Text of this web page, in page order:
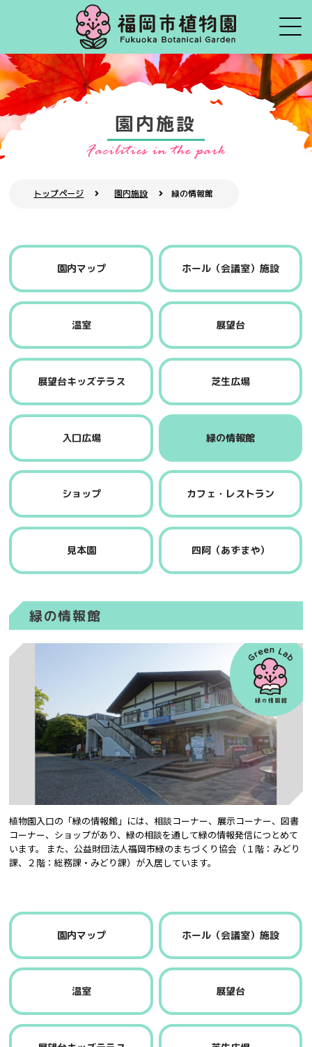
園内施設
トップページ 園内施設 緑の情報館
園内マップ ホール（会議室）施設
温室 展望台
展望台キッズテラス 芝生広場
入口広場 緑の情報館
ショップ カフェ・レストラン
見本園 四阿（あずまや）
緑の情報館
植物園入口の「緑の情報館」には、相談コーナー、展示コーナー、図書
コーナー、ショップがあり、緑の相談を通して緑の情報発信につとめて
います。 また、公益財団法人福岡市緑のまちづくり協会（１階：みどり
課、２階：総務課・みどり課）が入居しています。
園内マップ ホール（会議室）施設
温室 展望台